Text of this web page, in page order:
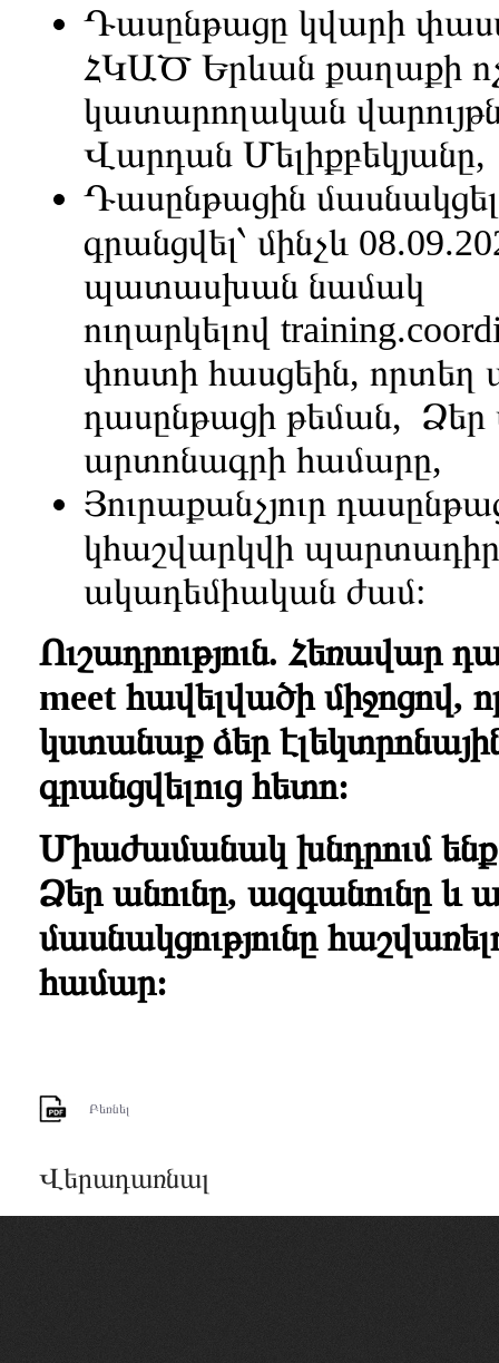
Դասընթացը կվարի
ՀԿԱԾ Երևան քաղաքի ոչ
կատարողական
Վարդան Մելիքբեկյանը,
Դասընթացին
գրանցվել՝ մինչև
պատասխան նամակ
ուղարկելով
փոստի հասցեին, որտեղ
դասընթացի թեման, Ձեր
արտոնագրի համարը,
Յուրաքանչյուր
կհաշվարկվի
ակադեմիական ժամ:
Ուշադրություն. Հեռավար
meet հավելվածի միջոցով,
կստանաք ձեր
գրանցվելուց հետո:
Միաժամանակ խնդրում ենք
Ձեր անունը, ազգանունը և
մասնակցությունը
համար:
Բեռնել
Վերադառնալ